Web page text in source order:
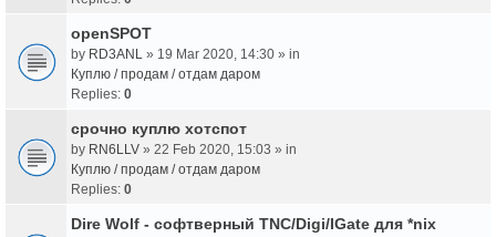
openSPOT
by RD3ANL » 19 Mar 2020, 14:30 » in
Куплю / продам / отдам даром
Replies: 0
срочно куплю хотспот
by RN6LLV » 22 Feb 2020, 15:03 » in
Куплю / продам / отдам даром
Replies: 0
Dire Wolf - cофтверный TNC/Digi/IGate для *nix